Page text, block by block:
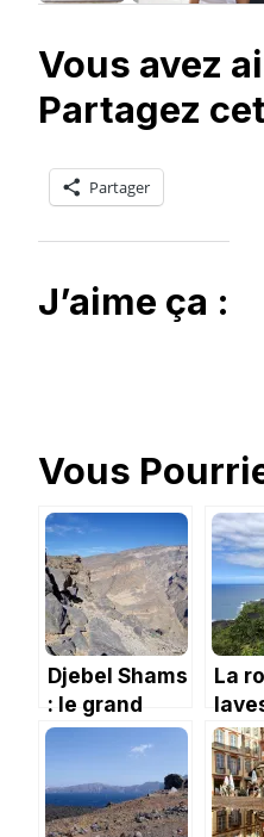
Vous avez
Partagez
Partager
J’aime ça :
Vous
Djebel Shams
: le grand
canyon du
Moyen Orient
La
la